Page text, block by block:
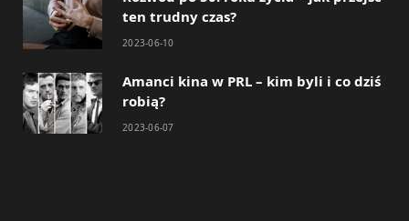
ten trudny czas?
2023-06-10
Amanci kina w PRL – kim byli i co dziś
robią?
2023-06-07